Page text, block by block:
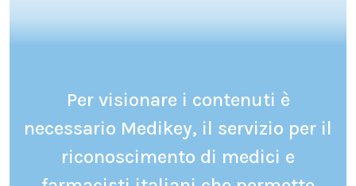
Per visionare i contenuti è
necessario Medikey, il servizio per il
riconoscimento di medici e